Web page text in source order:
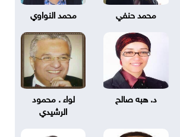
محمد حنفي محمد النواوي
د. هبه صالح
لواء . محمود
الرشيدي